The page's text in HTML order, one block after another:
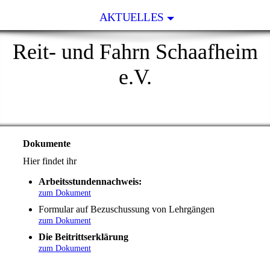
AKTUELLES
Reit- und Fahrn Schaafheim
e.V.
Dokumente
Hier findet ihr
Arbeitsstundennachweis:
zum Dokument
Formular auf Bezuschussung von Lehrgängen
zum Dokument
Die Beitrittserklärung
zum Dokument